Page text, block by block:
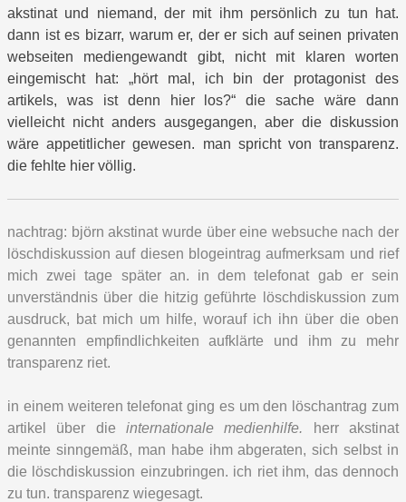
akstinat und niemand, der mit ihm persönlich zu tun hat.
dann ist es bizarr, warum er, der er sich auf seinen privaten
webseiten mediengewandt gibt, nicht mit klaren worten
eingemischt hat: „hört mal, ich bin der protagonist des
artikels, was ist denn hier los?“ die sache wäre dann
vielleicht nicht anders ausgegangen, aber die diskussion
wäre appetitlicher gewesen. man spricht von transparenz.
die fehlte hier völlig.
nachtrag: björn akstinat wurde über eine websuche nach der
löschdiskussion auf diesen blogeintrag aufmerksam und rief
mich zwei tage später an. in dem telefonat gab er sein
unverständnis über die hitzig geführte löschdiskussion zum
ausdruck, bat mich um hilfe, worauf ich ihn über die oben
genannten empfindlichkeiten aufklärte und ihm zu mehr
transparenz riet.
in einem weiteren telefonat ging es um den löschantrag zum
artikel über die internationale medienhilfe. herr akstinat
meinte sinngemäß, man habe ihm abgeraten, sich selbst in
die löschdiskussion einzubringen. ich riet ihm, das dennoch
zu tun. transparenz wiegesagt.